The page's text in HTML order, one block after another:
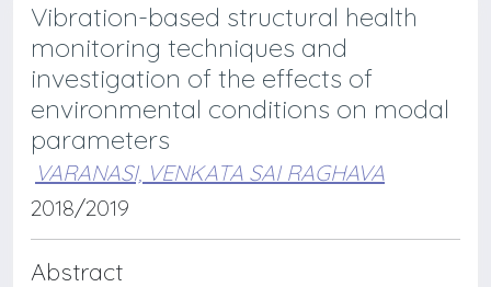
Vibration-based structural health
monitoring techniques and
investigation of the effects of
environmental conditions on modal
parameters
VARANASI, VENKATA SAI RAGHAVA
2018/2019
Abstract